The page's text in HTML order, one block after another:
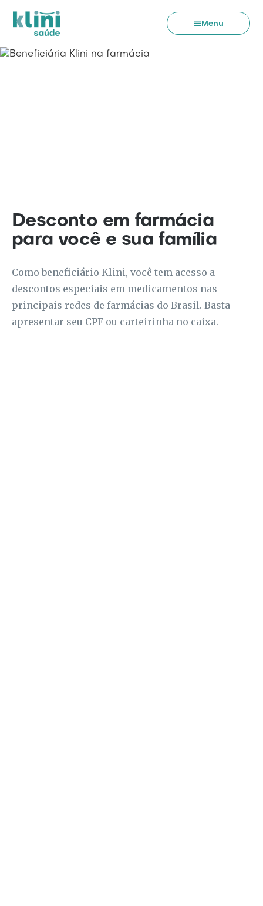
Menu
Desconto em farmácia
para você e sua família
Como beneficiário Klini, você tem acesso a
descontos especiais em medicamentos nas
principais redes de farmácias do Brasil. Basta
apresentar seu CPF ou carteirinha no caixa.